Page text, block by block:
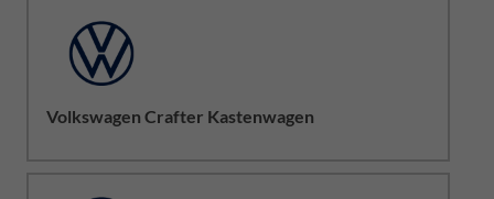
Volkswagen Crafter Kastenwagen